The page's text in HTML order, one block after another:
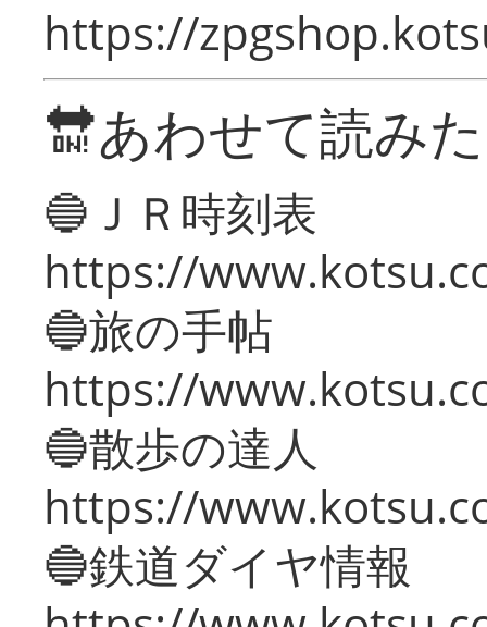
https://
🔛あわせて読み
🔵ＪＲ時刻表
https://
🔵旅の手帖
https://
🔵散歩の達人
https://
🔵鉄道ダイヤ情報